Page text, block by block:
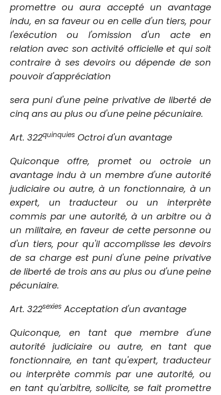
promettre ou aura accepté un avantage
indu, en sa faveur ou en celle d'un tiers, pour
l'exécution ou l'omission d'un acte en
relation avec son activité officielle et qui soit
contraire à ses devoirs ou dépende de son
pouvoir d'appréciation
sera puni d'une peine privative de liberté de
cinq ans au plus ou d'une peine pécuniaire.
Art. 322quinquies Octroi d'un avantage
Quiconque offre, promet ou octroie un
avantage indu à un membre d'une autorité
judiciaire ou autre, à un fonctionnaire, à un
expert, un traducteur ou un interprète
commis par une autorité, à un arbitre ou à
un militaire, en faveur de cette personne ou
d'un tiers, pour qu'il accomplisse les devoirs
de sa charge est puni d'une peine privative
de liberté de trois ans au plus ou d'une peine
pécuniaire.
Art. 322sexies Acceptation d'un avantage
Quiconque, en tant que membre d'une
autorité judiciaire ou autre, en tant que
fonctionnaire, en tant qu'expert, traducteur
ou interprète commis par une autorité, ou
en tant qu'arbitre, sollicite, se fait promettre